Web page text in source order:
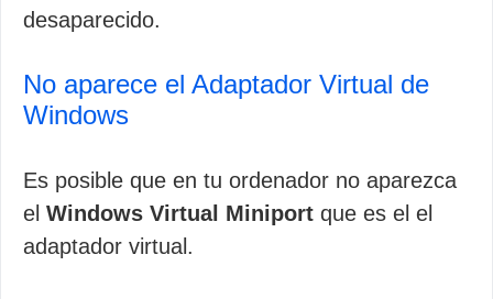
desaparecido.
No aparece el Adaptador Virtual de
Windows
Es posible que en tu ordenador no aparezca
el Windows Virtual Miniport que es el el
adaptador virtual.